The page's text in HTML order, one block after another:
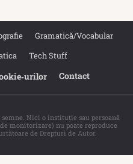
Gramatică/Vocabular
Tech Stuff
Contact
Nici o instituţie sau persoană
monitorizare) nu poate reproduce
de Drepturi de Autor.